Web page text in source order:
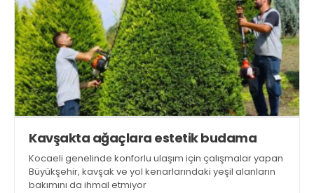
Kavşakta ağaçlara estetik budama
Kocaeli genelinde konforlu ulaşım için çalışmalar yapan
Büyükşehir, kavşak ve yol kenarlarındaki yeşil alanların
bakımını da ihmal etmiyor